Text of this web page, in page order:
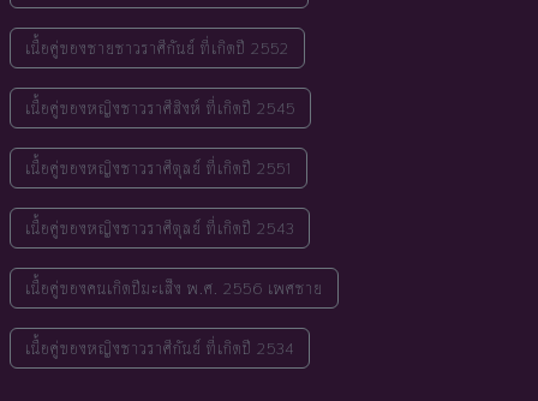
เนื้อคู่ของชายชาวราศีกันย์ ที่เกิดปี 2552
เนื้อคู่ของหญิงชาวราศีสิงห์ ที่เกิดปี 2545
เนื้อคู่ของหญิงชาวราศีตุลย์ ที่เกิดปี 2551
เนื้อคู่ของหญิงชาวราศีตุลย์ ที่เกิดปี 2543
เนื้อคู่ของคนเกิดปีมะเส็ง พ.ศ. 2556 เพศชาย
เนื้อคู่ของหญิงชาวราศีกันย์ ที่เกิดปี 2534